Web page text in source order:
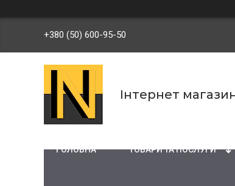
+380 (50) 600-95-50
Інтернет
ГОЛОВНА ТОВАРИ ТА ПОСЛУГИ